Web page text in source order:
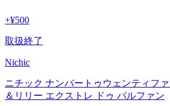
+¥500
取扱終了
Nichic
ニチック ナンバートゥウェンティフ
＆リリー エクストレ ドゥ パルファン